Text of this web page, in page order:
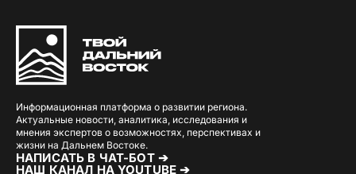
Информационная платформа о развитии региона.
Актуальные новости, аналитика, исследования и
мнения экспертов о возможностях, перспективах и
жизни на Дальнем Востоке.
НАПИСАТЬ В ЧАТ-БОТ ➔
НАШ КАНАЛ НА YOUTUBE ➔